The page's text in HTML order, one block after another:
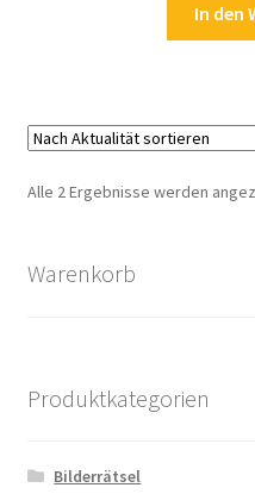
Widerrufsbelehrung
In den
Alle 2 Ergebnisse werden
Warenkorb
Produktkategorien
Bilderrätsel